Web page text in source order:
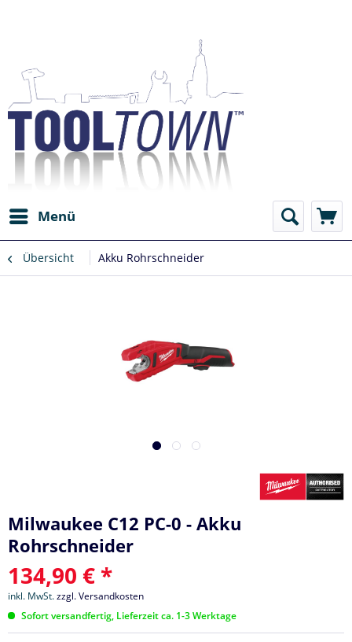
Menü
Übersicht Akku Rohrschneider
Milwaukee C12 PC-0 - Akku
Rohrschneider
134,90 € *
inkl. MwSt.zzgl. Versandkosten
Sofort versandfertig, Lieferzeit ca. 1-3 Werktage